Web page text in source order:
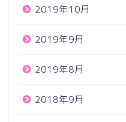
2019年10月
2019年9月
2019年8月
2018年9月